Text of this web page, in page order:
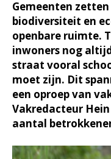
Gemeenten
biodiversiteit en
openbare ruimte.
inwoners nog
straat vooral
moet zijn. Dit
een oproep van
Vakredacteur
aantal